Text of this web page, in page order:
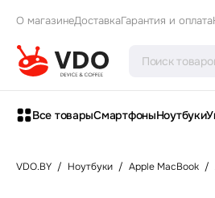
О магазинеДоставкаГарантия и оплата
Все товарыСмартфоныНоутбуки
VDO.BY / Ноутбуки / Apple MacBook /